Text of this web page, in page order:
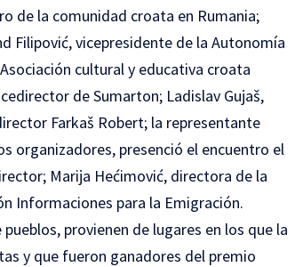
de la comunidad croata en Rumania;
Filipović, vicepresidente de la Autonomía
cultural y educativa croata
de Sumarton; Ladislav Gujaš,
Farkaš Robert; la representante
organizadores, presenció el encuentro el
Marija Hećimović, directora de la
Informaciones para la Emigración.
provienen de lugares en los que la
y que fueron ganadores del premio